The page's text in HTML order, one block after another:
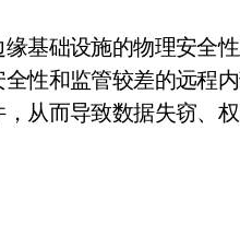
基础设施的物理安全
性和监管较差的远程
从而导致数据失窃、